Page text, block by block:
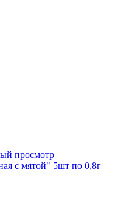
просмотр
с мятой" 5шт по 0,8г